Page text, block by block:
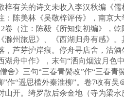
梓有关的诗文未收入李汉秋编《
陈美林《吴敬梓评传》，南京
（注：陈毅《所知集初编》，乾
滁州旅思》、《西湖归舟有感》
芦芽护岸痕。停舟寻店舍，沽
湖舟中作》，末句“洒向烟波月
舍》三句“三春青鬓改”作“三春
”作“遥思槛外秦淮柳”。卷7收有
。绮罗散后余金地（寺为梁永